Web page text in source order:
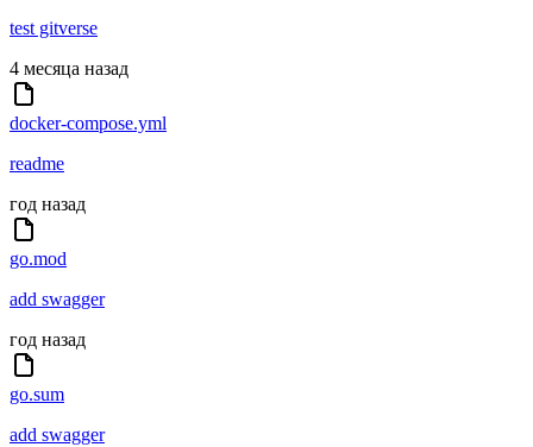
test gitverse
4 месяца назад
docker-compose.yml
readme
год назад
go.mod
add swagger
год назад
go.sum
add swagger